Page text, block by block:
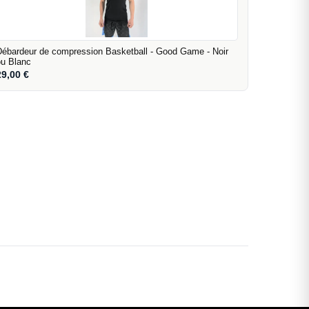
de compression Basketball - Good Game - Noir
Blanc
€